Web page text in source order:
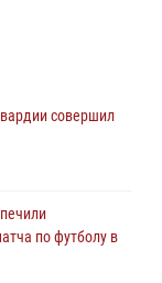
и МЧС
пропавшую
совершил
по футболу в